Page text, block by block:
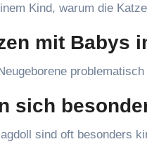
Kind, warum die
mit Babys
problematisch
sich
sind oft besonders